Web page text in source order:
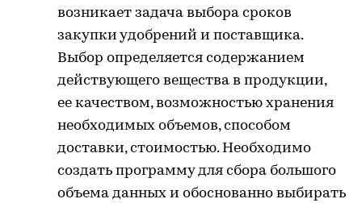
возникает задача выбора сроков
закупки удобрений и поставщика.
Выбор определяется содержанием
действующего вещества в продукции,
ее качеством, возможностью хранения
необходимых объемов, способом
доставки, стоимостью. Необходимо
создать программу для сбора большого
объема данных и обоснованно выбирать